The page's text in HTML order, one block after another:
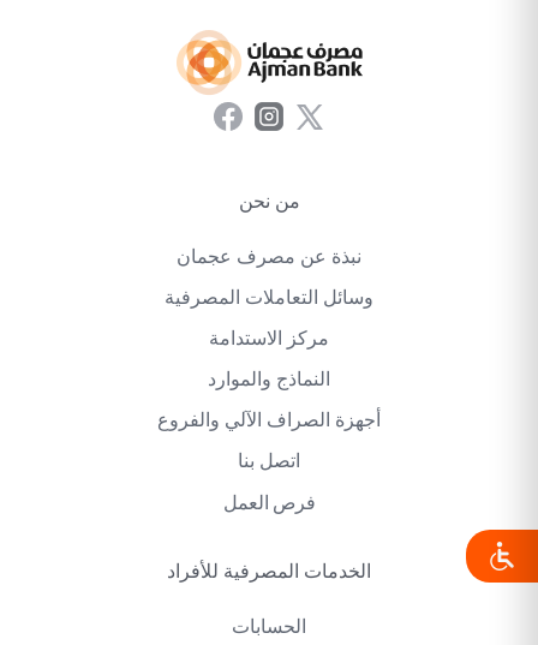
من نحن
نبذة عن مصرف عجمان
وسائل التعاملات المصرفية
مركز الاستدامة
النماذج والموارد
أجهزة الصراف الآلي والفروع
اتصل بنا
فرص العمل
الخدمات المصرفية للأفراد
الحسابات